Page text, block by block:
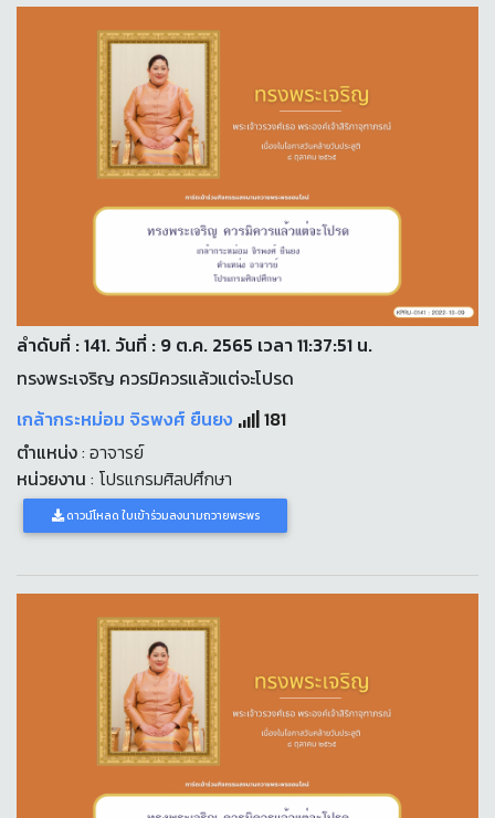
ลำดับที่ : 141. วันที่ : 9 ต.ค. 2565 เวลา 11:37:51 น.
ทรงพระเจริญ ควรมิควรแล้วแต่จะโปรด
เกล้ากระหม่อม จิรพงศ์ ยืนยง
181
ตำแหน่ง: อาจารย์
หน่วยงาน : โปรแกรมศิลปศึกษา
ดาวน์โหลด ใบเข้าร่วมลงนามถวายพระพร